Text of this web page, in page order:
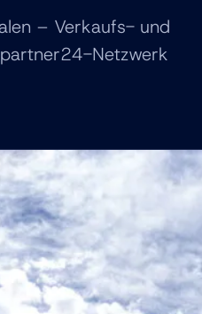
– Verkaufs- und
Netzwerk